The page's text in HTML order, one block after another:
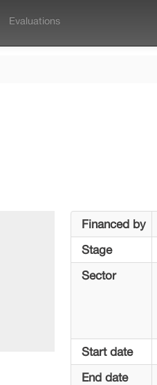
Evaluations
Financed by
Stage
Sector
Start date
End date